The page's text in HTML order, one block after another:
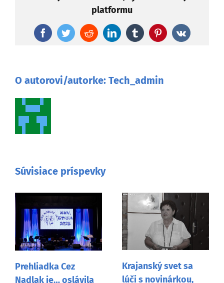
platformu
FacebookTwitterRedditLinkedInTumblr Pinterest
Vk
O autorovi/autorke: Tech_admin
Súvisiace príspevky
Prehliadka Cez
Nadlak je… oslávila
Krajanský svet sa
lúči s novinárkou,